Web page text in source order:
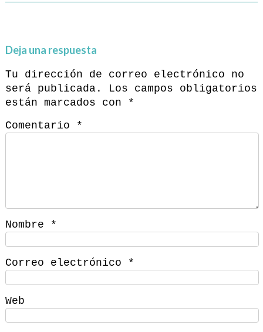
Deja una respuesta
Tu dirección de correo electrónico no
será publicada.
Los campos obligatorios
están marcados con
*
Comentario
*
Nombre *
Correo electrónico *
Web